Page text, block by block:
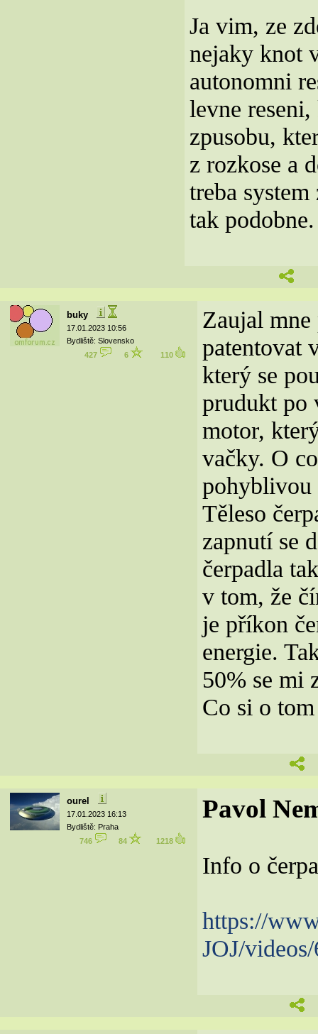
Ja vim, ze
nejaky knot
autonomni
levne
zpusobu,
z rozkose a
treba
tak podobne.
buky
17.01.2023 10:56
Bydliště: Slovensko
427
6 110
Zaujal
patentovat
který se
prudukt po
motor,
vačky. O
pohyblivou
Těleso
zapnutí se
čerpadla
v tom, že
je příkon
energie.
50% se mi
Co si o
ourel
17.01.2023 16:13
Bydliště: Praha
746
84 1218
Pavol
Info o
https://
JOJ/